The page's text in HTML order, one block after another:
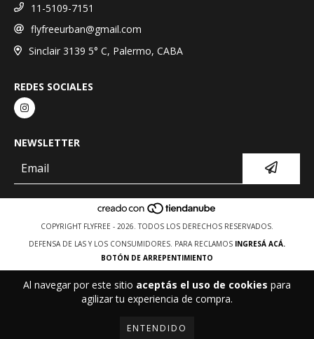
Al navegar por este sitio aceptás el uso de cookies para
agilizar tu experiencia de compra.
ENTENDIDO
11-5109-7151
flyfreeurban@gmail.com
Sinclair 3139 5° C, Palermo, CABA
REDES SOCIALES
NEWSLETTER
COPYRIGHT FLYFREE - 2026. TODOS LOS DERECHOS RESERVADOS.
DEFENSA DE LAS Y LOS CONSUMIDORES. PARA RECLAMOS INGRESÁ ACÁ.
BOTÓN DE ARREPENTIMIENTO